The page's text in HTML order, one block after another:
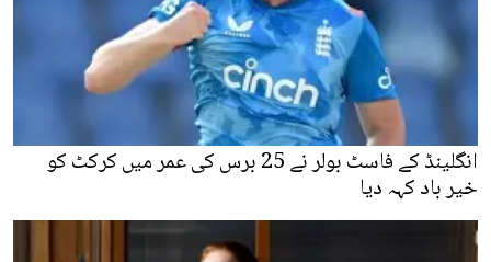
انگلینڈ کے فاسٹ بولر نے 25 برس کی عمر میں کرکٹ کو
خیر باد کہہ دیا